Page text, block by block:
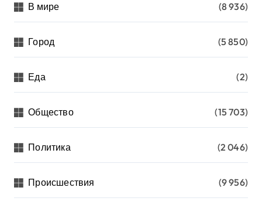
В мире (8 936)
Город (5 850)
Еда (2)
Общество (15 703)
Политика (2 046)
Происшествия (9 956)